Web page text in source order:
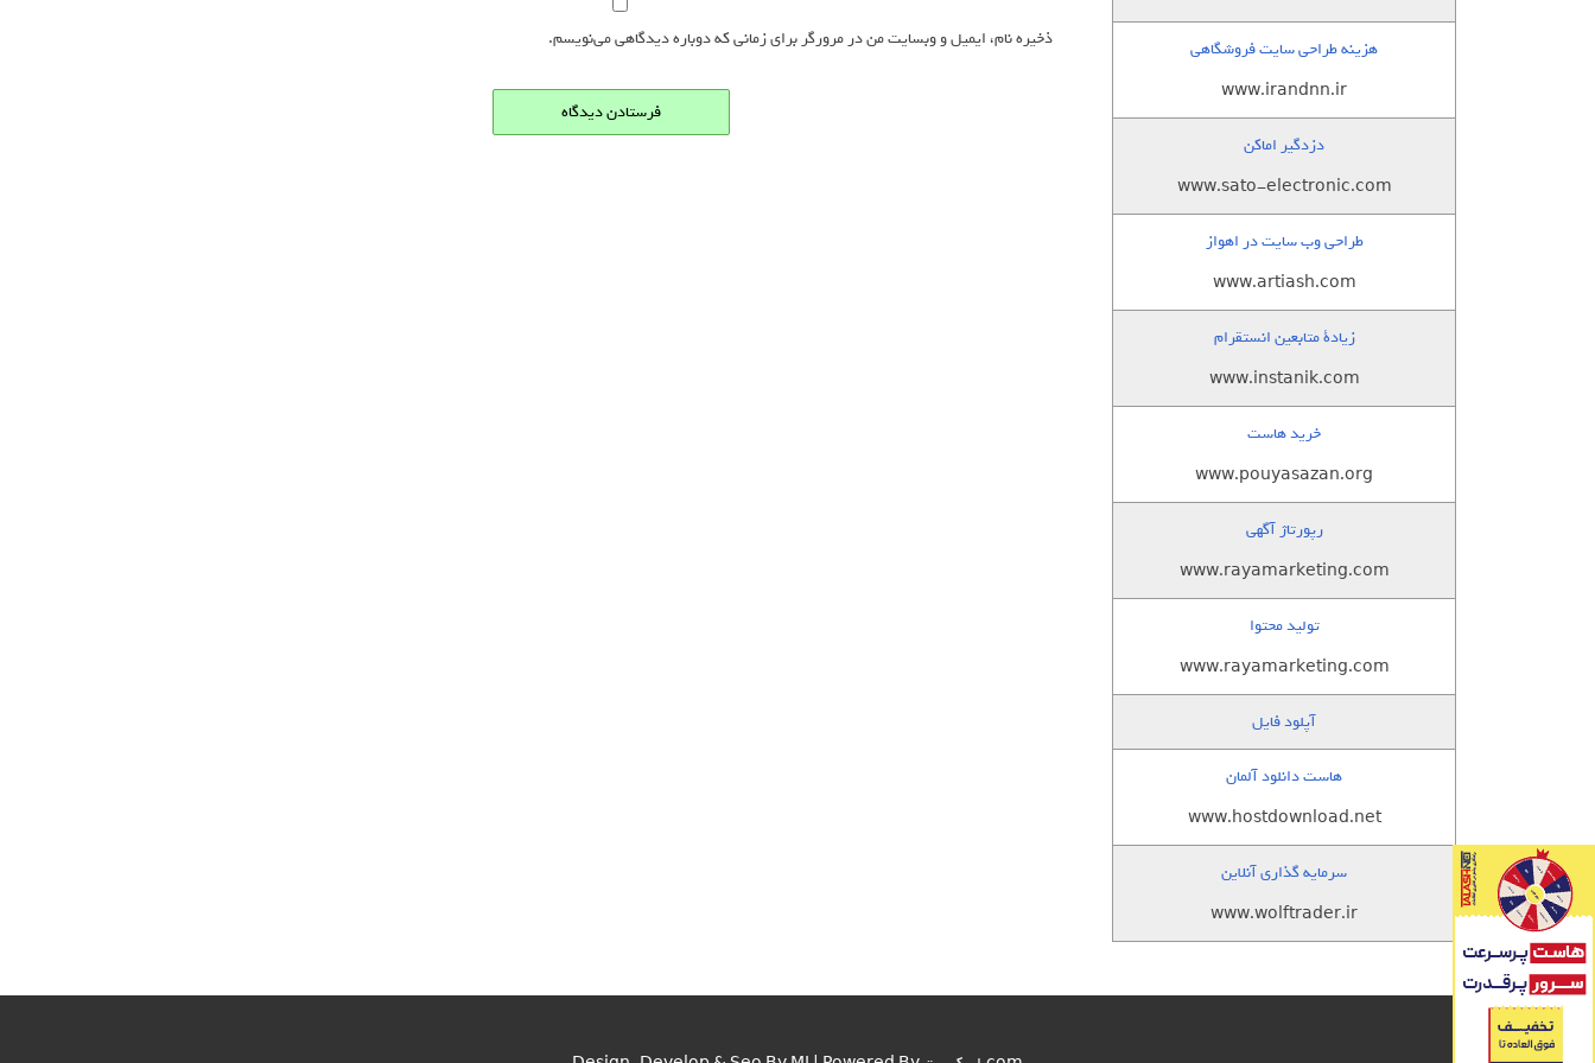
ذخیره نام، ایمیل و وبسایت من در مرورگر برای زمانی که دوباره دیدگاهی می‌نویسم.
هزینه طراحی سایت فروشگاهی
www.irandnn.ir
دزدگیر اماکن
www.sato-electronic.com
طراحی وب سایت در اهواز
www.artiash.com
زيادة متابعين انستقرام
www.instanik.com
خرید هاست
www.pouyasazan.org
رپورتاژ آگهی
www.rayamarketing.com
تولید محتوا
www.rayamarketing.com
آپلود فایل
هاست دانلود آلمان
www.hostdownload.net
سرمایه گذاری آنلاین
www.wolftrader.ir